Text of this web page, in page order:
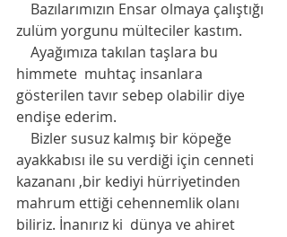
zulüm yorgunu mülteciler kastım.
himmete  muhtaç insanlara
gösterilen tavır sebep olabilir diye
endişe ederim.
ayakkabısı ile su verdiği için cenneti
kazananı ,bir kediyi hürriyetinden
mahrum ettiği cehennemlik olanı
biliriz. İnanırız ki  dünya ve ahiret